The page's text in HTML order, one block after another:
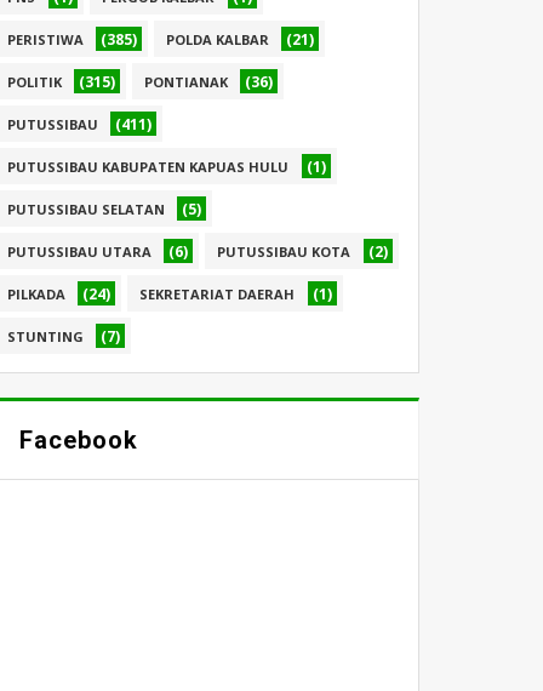
PERISTIWA (385) POLDA KALBAR (21)
POLITIK (315) PONTIANAK (36)
PUTUSSIBAU (411)
PUTUSSIBAU KABUPATEN KAPUAS HULU (1)
PUTUSSIBAU SELATAN (5)
PUTUSSIBAU UTARA (6) PUTUSSIBAU KOTA (2)
PILKADA (24) SEKRETARIAT DAERAH (1)
STUNTING (7)
Facebook